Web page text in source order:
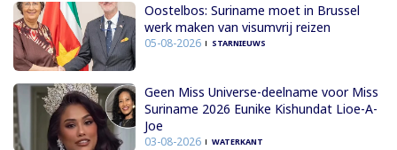
Oostelbos: Suriname moet in Brussel
werk maken van visumvrij reizen
05-08-2026 STARNIEUWS
Geen Miss Universe-deelname voor Miss
Suriname 2026 Eunike Kishundat Lioe-A-
Joe
03-08-2026 WATERKANT